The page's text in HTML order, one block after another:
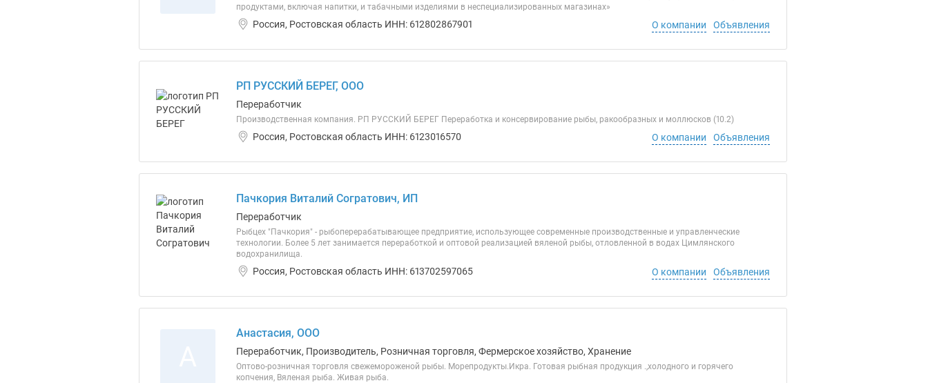
продуктами, включая напитки, и табачными изделиями в неспециализированных магазинах»
Россия, Ростовская область ИНН: 612802867901 О компании Объявления
РП РУССКИЙ БЕРЕГ, ООО
Переработчик
Производственная компания. РП РУССКИЙ БЕРЕГ Переработка и консервирование рыбы, ракообразных и моллюсков (10.2)
Россия, Ростовская область ИНН: 6123016570 О компании Объявления
Пачкория Виталий Согратович, ИП
Переработчик
Рыбцех "Пачкория" - рыбоперерабатывающее предприятие, использующее современные производственные и управленческие
технологии. Более 5 лет занимается переработкой и оптовой реализацией вяленой рыбы, отловленной в водах Цимлянского
водохранилища.
Россия, Ростовская область ИНН: 613702597065 О компании Объявления
Анастасия, ООО
Переработчик, Производитель, Розничная торговля, Фермерское хозяйство, Хранение
Оптово-розничная торговля свежемороженой рыбы. Морепродукты.Икра. Готовая рыбная продукция .,холодного и горячего
копчения, Вяленая рыба. Живая рыба.